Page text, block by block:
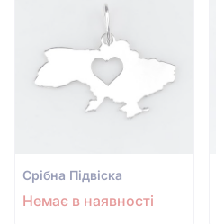
Срiбна Підвіска
Немає в наявності